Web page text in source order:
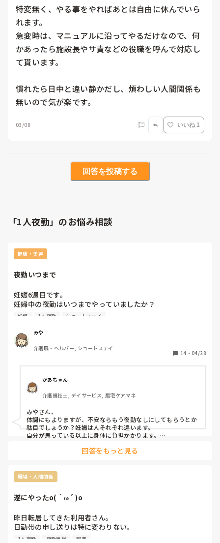
特変無く、やる事をやればあとは自由に休んでいら
れます。
急変時は、マニュアルに沿ってやるだけなので、何
かあったら施設長やサ責などの役職を呼んで対応し
て貰います。
慣れたら日中と違い静かだし、煩わしい人間関係も
無いので気が楽です。
03/08 いいね 1
回答を投稿する
「1人夜勤」のお悩み相談
健康・美容
夜勤いつまで
妊娠6週目です。
妊婦中の夜勤はいつまでやっていましたか？
月4回ロングのワンオペです。
移乗は必須。重量級もいます。
現在つわりが始まりましたが仕事はできています。
妊娠 1人夜勤 ショートステイ
みや
介護職・ヘルパー, ショートステイ
14 ・ 04/28
かあちゃん
介護福祉士, デイサービス, 居宅ケアマネ
みやさん、
体調にもよりますが、不安ならもう夜勤なしにしてもらうとか
駄目でしょうか？妊娠は人それぞれ違います。
自分が思っている以上に身体に負担かかります。
に上司に相談してくださいね。今は赤ちゃん優先です。
回答をもっと見る
職場・人間関係
遂にやったo(｀ω´ )o
昨日転居してきた利用者さん。
日勤帯の申し送りは特に変わりない。
夜間の申し送りは一切無し。
1人夜勤 夜勤専従 服薬